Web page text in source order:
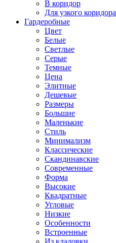
В коридор
Для узкого коридора
Гардеробные
Цвет
Белые
Светлые
Серые
Темные
Цена
Элитные
Дешевые
Размеры
Большие
Маленькие
Стиль
Минимализм
Классические
Скандинавские
Современные
Форма
Высокие
Квадратные
Угловые
Низкие
Особенности
Встроенные
Из кладовки